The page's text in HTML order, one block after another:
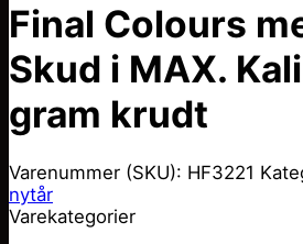
Final Colours
Skud i MAX.
gram krudt
Varenummer (SKU): HF3221
nytår
Varekategorier